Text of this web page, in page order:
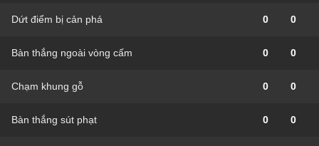
Dứt điểm bị cản phá 0 0
Bàn thắng ngoài vòng cấm 0 0
Chạm khung gỗ 0 0
Bàn thắng sút phạt 0 0